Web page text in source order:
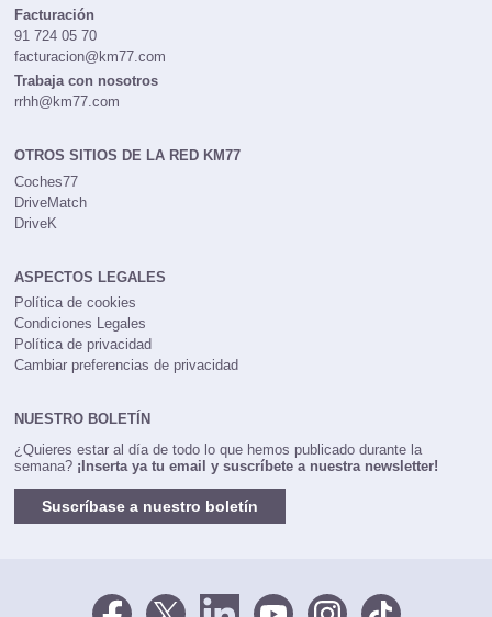
Facturación
91 724 05 70
facturacion@km77.com
Trabaja con nosotros
rrhh@km77.com
OTROS SITIOS DE LA RED KM77
Coches77
DriveMatch
DriveK
ASPECTOS LEGALES
Política de cookies
Condiciones Legales
Política de privacidad
Cambiar preferencias de privacidad
NUESTRO BOLETÍN
¿Quieres estar al día de todo lo que hemos publicado durante la
semana? ¡Inserta ya tu email y suscríbete a nuestra newsletter!
Suscríbase a nuestro boletín